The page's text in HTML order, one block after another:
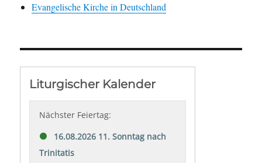
Evangelische Kirche in Deutschland